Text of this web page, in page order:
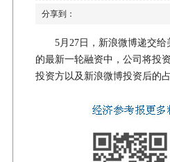
分享到：
5月27日，新浪微博递交给
的最新一轮融资中，公司将投
投资方以及新浪微博投资后的占